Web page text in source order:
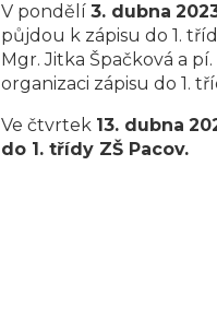
V pondělí 3. dubna
půjdou k zápisu do 1.
Mgr. Jitka Špačková a
organizaci zápisu do 1.
Ve čtvrtek 13. dubna
do 1. třídy ZŠ Pacov.